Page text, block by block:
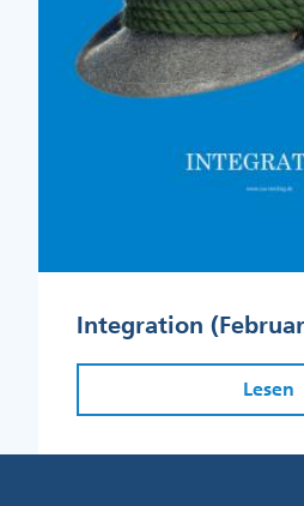
Integration
Lesen